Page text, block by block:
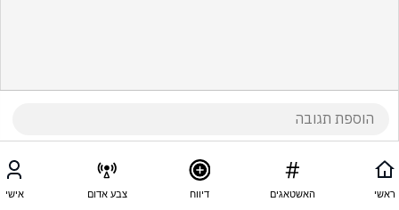
ראשי האשטאגים דיווח צבע אדום אישי